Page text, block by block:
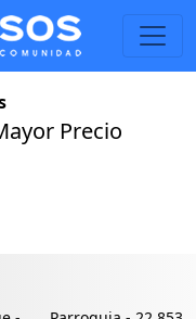
Precio